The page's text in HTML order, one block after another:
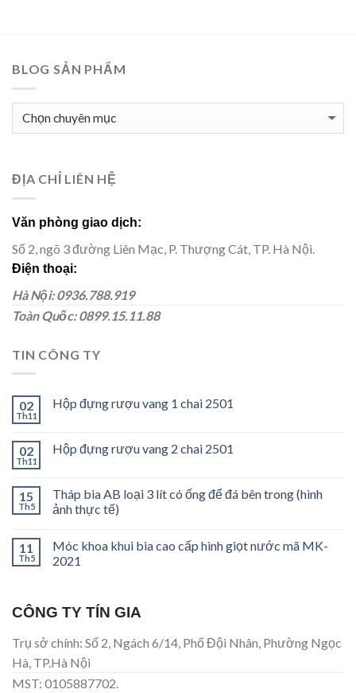
BLOG SẢN PHẨM
BLOG
SẢN
ĐỊA CHỈ LIÊN HỆ
Văn phòng giao dịch:
Số 2, ngõ 3 đường Liên Mạc, P. Thượng Cát, TP. Hà Nội.
Điện thoại:
Hà Nội: 0936.788.919
Toàn Quốc: 0899.15.11.88
TIN CÔNG TY
02
Th11
Hộp đựng rượu vang 1 chai 2501
02
Th11
Hộp đựng rượu vang 2 chai 2501
15
Th5
Tháp bia AB loại 3 lít có ống để đá bên trong (hình
ảnh thực tế)
11
Th5
Móc khoa khui bia cao cấp hình giọt nước mã MK-
2021
CÔNG TY TÍN GIA
Trụ sở chính: Số 2, Ngách 6/14, Phố Đội Nhân, Phường Ngọc
Hà, TP.Hà Nội
MST: 0105887702.